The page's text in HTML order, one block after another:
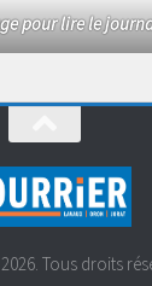
pour lire le
Tous droits